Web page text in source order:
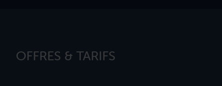
OFFRES & TARIFS